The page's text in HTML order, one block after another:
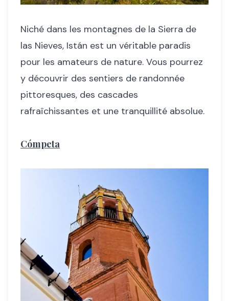
Niché dans les montagnes de la Sierra de
las Nieves, Istán est un véritable paradis
pour les amateurs de nature. Vous pourrez
y découvrir des sentiers de randonnée
pittoresques, des cascades
rafraîchissantes et une tranquillité absolue.
Cómpeta